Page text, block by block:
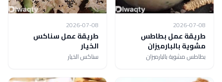
2026-07-08
طريقة عمل بطاطس
مشوية بالبارميزان
بطاطس مشوية بالبارميزان
2026-07-08
طريقة عمل سناكس
الخيار
سناكس الخيار